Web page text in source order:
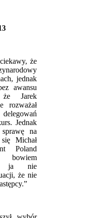
że
jednak
awansu
że Jarek
rozważał
Jednak
na
Michał
Poland
bowiem
ja nie
że nie